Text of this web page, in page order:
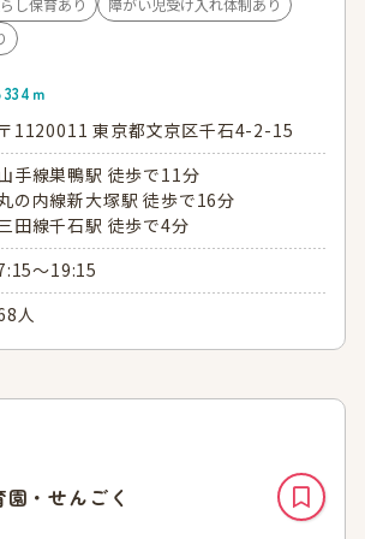
334 ｍ
〒1120011 東京都文京区千石4-2-15
手線巣鴨駅 徒歩で11分
の内線新大塚駅 徒歩で16分
田線千石駅 徒歩で4分
～19:15
人
・せんごく